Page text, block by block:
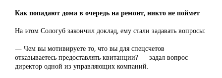
Как попадают дома в очередь на ремонт, никто не поймет
На этом Сологуб закончил доклад, ему стали задавать вопросы:
— Чем вы мотивируете то, что вы для спецсчетов
отказываетесь предоставлять квитанции? — задал вопрос
директор одной из управляющих компаний.